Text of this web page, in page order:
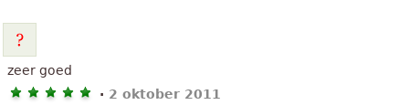
zeer goed
· 2 oktober 2011